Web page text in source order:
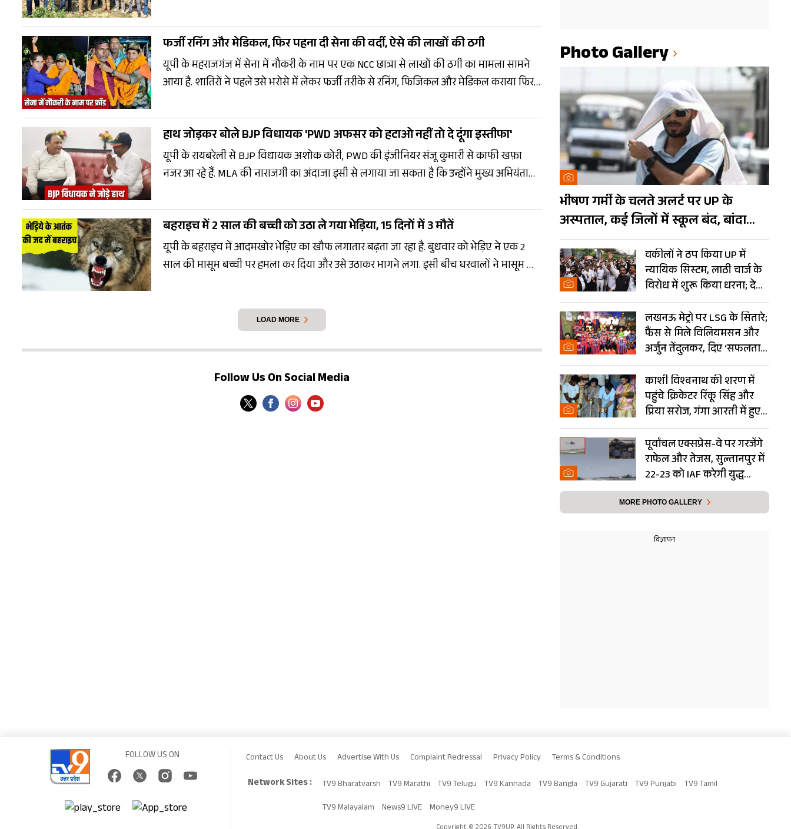
फर्जी रनिंग और मेडिकल, फिर पहना दी सेना की वर्दी, ऐसे की लाखों की ठगी
यूपी के महराजगंज में सेना में नौकरी के नाम पर एक NCC छात्रा से लाखों की ठगी का मामला सामने
आया है. शातिरों ने पहले उसे भरोसे में लेकर फर्जी तरीके से रनिंग, फिजिकल और मेडिकल कराया फिर
पता चली तो उसके पैरों तले जमीन खिसक गई.
हाथ जोड़कर बोले BJP विधायक 'PWD अफसर को हटाओ नहीं तो दे दूंगा इस्तीफा'
यूपी के रायबरेली से BJP विधायक अशोक कोरी, PWD की इंजीनियर संजू कुमारी से काफी खफ़ा
नजर आ रहे हैं. MLA की नाराजगी का अंदाजा इसी से लगाया जा सकता है कि उन्होंने मुख्य अभियंता
पद से नहीं हटाया गया तो वे अपने पद से इस्तीफा दे देंगे.
बहराइच में 2 साल की बच्ची को उठा ले गया भेड़िया, 15 दिनों में 3 मौतें
यूपी के बहराइच में आदमखोर भेड़िए का खौफ लगातार बढ़ता जा रहा है. बुधवार को भेड़िए ने एक 2
साल की मासूम बच्ची पर हमला कर दिया और उसे उठाकर भागने लगा. इसी बीच घरवालों ने मासूम को
LOAD MORE
Follow Us On Social Media
Photo Gallery
भीषण गर्मी के चलते अलर्ट पर UP के
अस्पताल, कई जिलों में स्कूल बंद, बांदा
दुनिया का तीसरा सबसे गर्म शहर
वकीलों ने ठप किया UP में
न्यायिक सिस्टम, लाठी चार्ज के
विरोध में शुरू किया धरना; देखें
Photos
लखनऊ मेट्रो पर LSG के सितारे;
फैंस से मिले विलियमसन और
अर्जुन तेंदुलकर, दिए ‘सफलता
के मंत्र’- PHOTOS
काशी विश्वनाथ की शरण में
पहुंचे क्रिकेटर रिंकू सिंह और
प्रिया सरोज, गंगा आरती में हुए
शामिल- Photos
पूर्वांचल एक्सप्रेस-वे पर गरजेंगे
राफेल और तेजस, सुल्तानपुर में
22-23 को IAF करेगी युद्ध
अभ्यास
MORE PHOTO GALLERY
FOLLOW US ON Contact Us About Us Advertise With Us Complaint Redressal Privacy Policy Terms & Conditions
Network Sites : TV9 Bharatvarsh TV9 Marathi TV9 Telugu TV9 Kannada TV9 Bangla TV9 Gujarati TV9 Punjabi TV9 Tamil
TV9 Malayalam News9 LIVE Money9 LIVE